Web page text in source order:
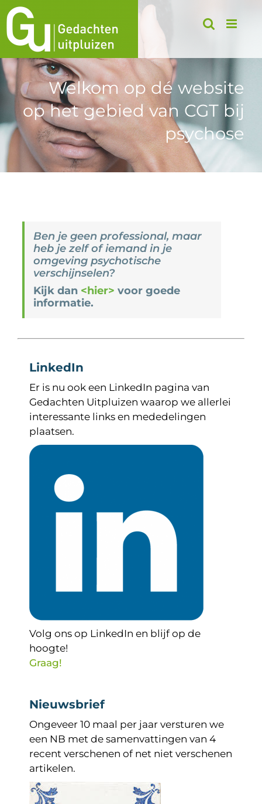
Ga
naar
inhoud
Welkom op dé website
op het gebied van CGT bij
psychose
Ben je geen professional, maar
heb je zelf of iemand in je
omgeving psychotische
verschijnselen?
Kijk dan <hier> voor goede
informatie.
LinkedIn
Er is nu ook een LinkedIn pagina van
Gedachten Uitpluizen waarop we allerlei
interessante links en mededelingen
plaatsen.
Volg ons op LinkedIn en blijf op de
hoogte!
Graag!
Nieuwsbrief
Ongeveer 10 maal per jaar versturen we
een NB met de samenvattingen van 4
recent verschenen of net niet verschenen
artikelen.